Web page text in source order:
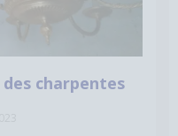
charpentes